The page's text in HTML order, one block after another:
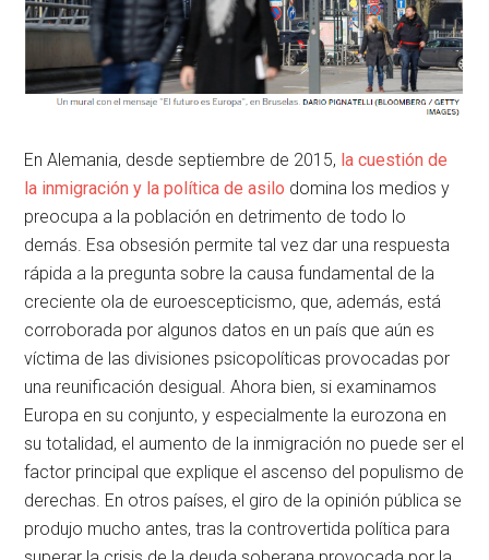
En Alemania, desde septiembre de 2015, la cuestión de
la inmigración y la política de asilo domina los medios y
preocupa a la población en detrimento de todo lo
demás. Esa obsesión permite tal vez dar una respuesta
rápida a la pregunta sobre la causa fundamental de la
creciente ola de euroescepticismo, que, además, está
corroborada por algunos datos en un país que aún es
víctima de las divisiones psicopolíticas provocadas por
una reunificación desigual. Ahora bien, si examinamos
Europa en su conjunto, y especialmente la eurozona en
su totalidad, el aumento de la inmigración no puede ser el
factor principal que explique el ascenso del populismo de
derechas. En otros países, el giro de la opinión pública se
produjo mucho antes, tras la controvertida política para